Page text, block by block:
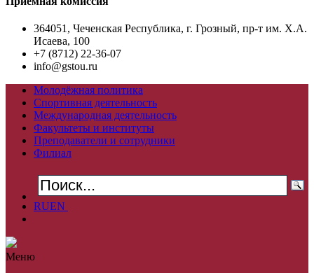
364051, Чеченская Республика, г. Грозный, пр-т им. Х.А.
Исаева, 100
+7 (8712) 22-36-07
info@gstou.ru
Молодёжная политика
Спортивная деятельность
Международная деятельность
Факультеты и институты
Преподаватели и сотрудники
Филиал
RUEN
Меню